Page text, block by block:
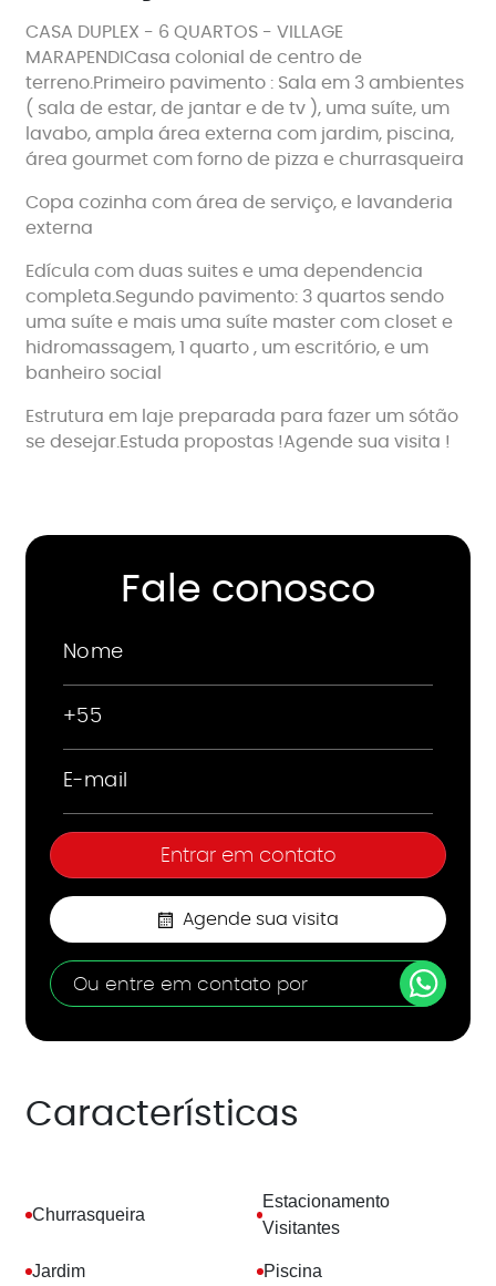
CASA DUPLEX - 6 QUARTOS - VILLAGE
MARAPENDICasa colonial de centro de
terreno.Primeiro pavimento : Sala em 3 ambientes
( sala de estar, de jantar e de tv ), uma suíte, um
lavabo, ampla área externa com jardim, piscina,
área gourmet com forno de pizza e churrasqueira
Copa cozinha com área de serviço, e lavanderia
externa
Edícula com duas suites e uma dependencia
completa.Segundo pavimento: 3 quartos sendo
uma suíte e mais uma suíte master com closet e
hidromassagem, 1 quarto , um escritório, e um
banheiro social
Estrutura em laje preparada para fazer um sótão
se desejar.Estuda propostas !Agende sua visita !
Fale conosco
Agende sua visita
Ou entre em contato por
Características
Churrasqueira
Estacionamento
Visitantes
Jardim Piscina